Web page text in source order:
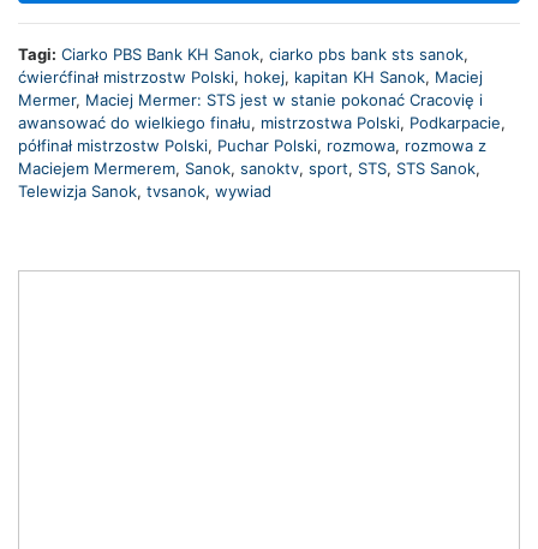
Tagi: Ciarko PBS Bank KH Sanok, ciarko pbs bank sts sanok,
ćwierćfinał mistrzostw Polski, hokej, kapitan KH Sanok, Maciej
Mermer, Maciej Mermer: STS jest w stanie pokonać Cracovię i
awansować do wielkiego finału, mistrzostwa Polski, Podkarpacie,
półfinał mistrzostw Polski, Puchar Polski, rozmowa, rozmowa z
Maciejem Mermerem, Sanok, sanoktv, sport, STS, STS Sanok,
Telewizja Sanok, tvsanok, wywiad